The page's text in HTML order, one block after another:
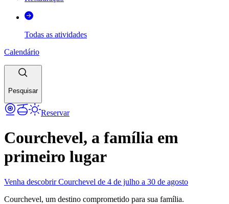
Todas as atividades
Calendário
Pesquisar
Reservar
Courchevel, a família em
primeiro lugar
Venha descobrir Courchevel de 4 de julho a 30 de agosto
Courchevel, um destino comprometido para sua família.